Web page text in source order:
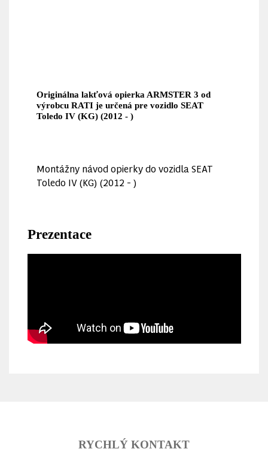
Originálna lakťová opierka ARMSTER 3 od
výrobcu RATI je určená pre vozidlo SEAT
Toledo IV (KG) (2012 - )
Montážny návod opierky do vozidla SEAT
Toledo IV (KG) (2012 - )
Prezentace
RYCHLÝ KONTAKT